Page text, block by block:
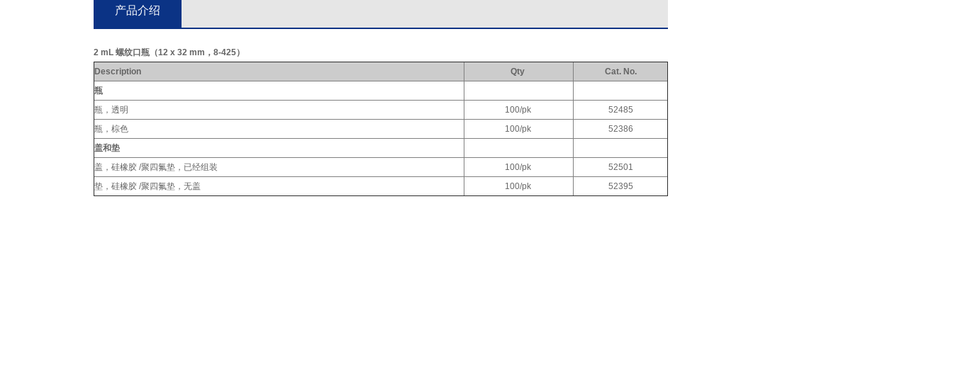
产品介绍
2 mL 螺纹口瓶（12 x 32 mm，8-425）
Description
Qty
Cat. No.
瓶
瓶，透明
100/pk
52485
瓶，棕色
100/pk
52386
盖和垫
盖，硅橡胶 /聚四氟垫，已经组装
100/pk
52501
垫，硅橡胶 /聚四氟垫，无盖
100/pk 52395